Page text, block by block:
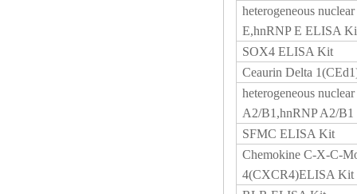
heterogeneous
E,hnRNP E ELISA
SOX4 ELISA Kit
Ceaurin Delta
heterogeneous
A2/B1,hnRNP A2/
SFMC ELISA Kit
Chemokine C-X-C-
4(CXCR4)ELISA Kit